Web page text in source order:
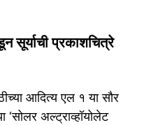
सूर्याची प्रकाशचित्रे
आदित्य एल १ या सौर
‘सोलर अल्ट्राव्हॉयोलेट